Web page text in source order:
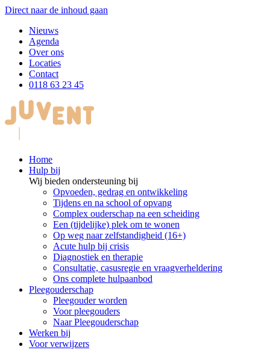
Direct naar de inhoud gaan
Nieuws
Agenda
Over ons
Locaties
Contact
0118 63 23 45
Home
Hulp bij
Wij bieden ondersteuning bij
Opvoeden, gedrag en ontwikkeling
Tijdens en na school of opvang
Complex ouderschap na een scheiding
Een (tijdelijke) plek om te wonen
Op weg naar zelfstandigheid (16+)
Acute hulp bij crisis
Diagnostiek en therapie
Consultatie, casusregie en vraagverheldering
Ons complete hulpaanbod
Pleegouderschap
Pleegouder worden
Voor pleegouders
Naar Pleegouderschap
Werken bij
Voor verwijzers